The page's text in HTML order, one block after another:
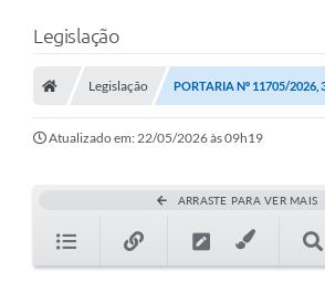
Legislação
Legislação PORTARIA Nº 11705/2026,
Atualizado em: 22/05/2026 às 09h19
ARRASTE PARA VER MAIS